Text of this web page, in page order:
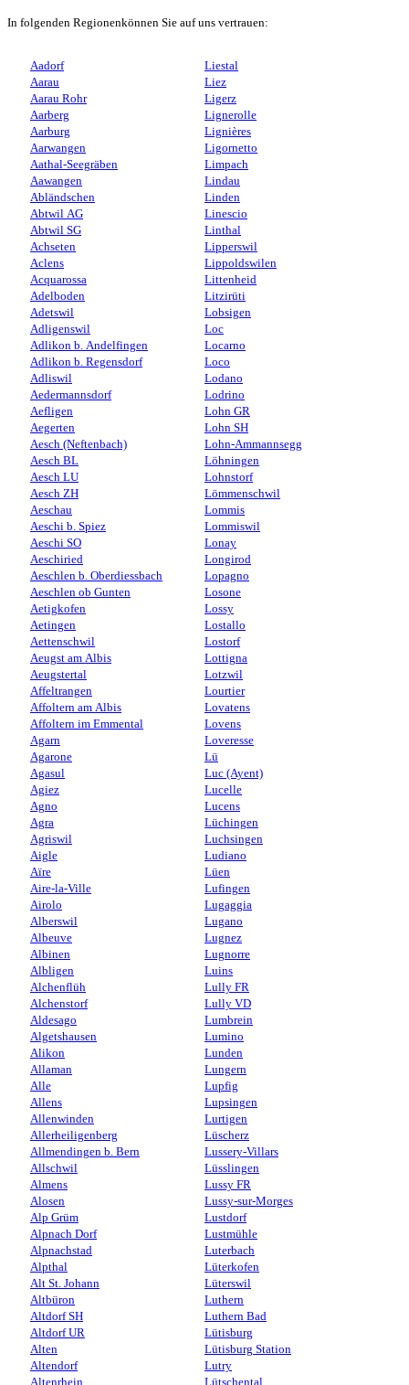
In folgenden Regionenkönnen Sie auf uns vertrauen:
Aadorf
Aarau
Aarau Rohr
Aarberg
Aarburg
Aarwangen
Aathal-Seegräben
Aawangen
Abländschen
Abtwil AG
Abtwil SG
Achseten
Aclens
Acquarossa
Adelboden
Adetswil
Adligenswil
Adlikon b. Andelfingen
Adlikon b. Regensdorf
Adliswil
Aedermannsdorf
Aefligen
Aegerten
Aesch (Neftenbach)
Aesch BL
Aesch LU
Aesch ZH
Aeschau
Aeschi b. Spiez
Aeschi SO
Aeschiried
Aeschlen b. Oberdiessbach
Aeschlen ob Gunten
Aetigkofen
Aetingen
Aettenschwil
Aeugst am Albis
Aeugstertal
Affeltrangen
Affoltern am Albis
Affoltern im Emmental
Agarn
Agarone
Agasul
Agiez
Agno
Agra
Agriswil
Aigle
Aïre
Aire-la-Ville
Airolo
Alberswil
Albeuve
Albinen
Albligen
Alchenflüh
Alchenstorf
Aldesago
Algetshausen
Alikon
Allaman
Alle
Allens
Allenwinden
Allerheiligenberg
Allmendingen b. Bern
Allschwil
Almens
Alosen
Alp Grüm
Alpnach Dorf
Alpnachstad
Alpthal
Alt St. Johann
Altbüron
Altdorf SH
Altdorf UR
Alten
Altendorf
Altenrhein
Liestal
Liez
Ligerz
Lignerolle
Lignières
Ligornetto
Limpach
Lindau
Linden
Linescio
Linthal
Lipperswil
Lippoldswilen
Littenheid
Litzirüti
Lobsigen
Loc
Locarno
Loco
Lodano
Lodrino
Lohn GR
Lohn SH
Lohn-Ammannsegg
Löhningen
Lohnstorf
Lömmenschwil
Lommis
Lommiswil
Lonay
Longirod
Lopagno
Losone
Lossy
Lostallo
Lostorf
Lottigna
Lotzwil
Lourtier
Lovatens
Lovens
Loveresse
Lü
Luc (Ayent)
Lucelle
Lucens
Lüchingen
Luchsingen
Ludiano
Lüen
Lufingen
Lugaggia
Lugano
Lugnez
Lugnorre
Luins
Lully FR
Lully VD
Lumbrein
Lumino
Lunden
Lungern
Lupfig
Lupsingen
Lurtigen
Lüscherz
Lussery-Villars
Lüsslingen
Lussy FR
Lussy-sur-Morges
Lustdorf
Lustmühle
Luterbach
Lüterkofen
Lüterswil
Luthern
Luthern Bad
Lütisburg
Lütisburg Station
Lutry
Lütschental